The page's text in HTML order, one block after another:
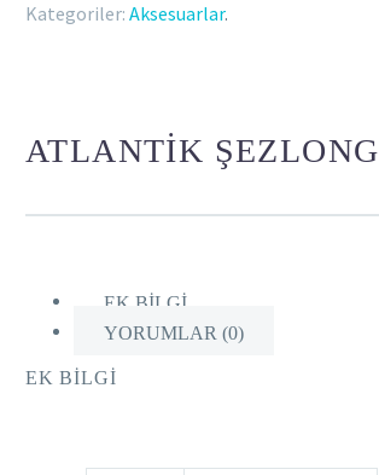
Kategoriler: Aksesuarlar.
ATLANTİK ŞEZLONG
EK BILGI
YORUMLAR (0)
EK BILGI